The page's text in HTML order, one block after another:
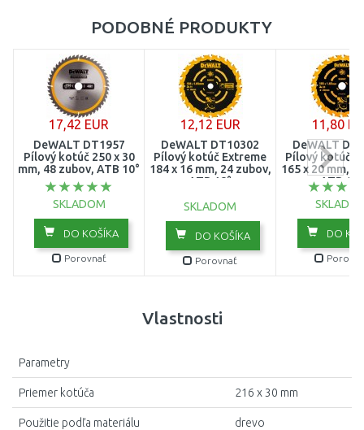
PODOBNÉ PRODUKTY
17,42 EUR
DeWALT DT1957
Pílový kotúč 250 x 30
mm, 48 zubov, ATB 10°
SKLADOM
DO KOŠÍKA
Porovnať
12,12 EUR
DeWALT DT10302
Pílový kotúč Extreme
184 x 16 mm, 24 zubov,
ATB 18°
SKLADOM
DO KOŠÍKA
Porovnať
11,80
DeWALT
Pílový kotúč
165 x 20 mm,
ATB 18°
DO
Vlastnosti
Parametry
Priemer kotúča 216 x 30 mm
Použitie podľa materiálu drevo